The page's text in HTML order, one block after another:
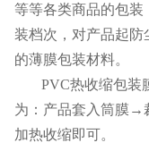
等等各类商品的包
装档次，对产品起
的薄膜包装材料。
PVC热收缩包装
为：产品套入筒膜→
加热收缩即可。